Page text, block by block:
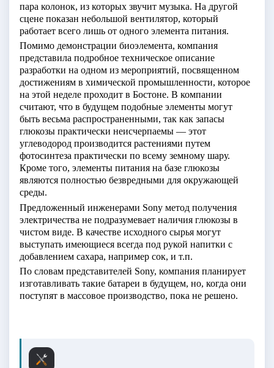
пара колонок, из которых звучит музыка. На другой
сцене показан небольшой вентилятор, который
работает всего лишь от одного элемента питания.
Помимо демонстрации биоэлемента, компания
представила подробное техническое описание
разработки на одном из мероприятий, посвященном
достижениям в химической промышленности, которое
на этой неделе проходит в Бостоне. В компании
считают, что в будущем подобные элементы могут
быть весьма распространенными, так как запасы
глюкозы практически неисчерпаемы — этот
углеводород производится растениями путем
фотосинтеза практически по всему земному шару.
Кроме того, элементы питания на базе глюкозы
являются полностью безвредными для окружающей
среды.
Предложенный инженерами Sony метод получения
электричества не подразумевает наличия глюкозы в
чистом виде. В качестве исходного сырья могут
выступать имеющиеся всегда под рукой напитки с
добавлением сахара, например сок, и т.п.
По словам представителей Sony, компания планирует
изготавливать такие батареи в будущем, но, когда они
поступят в массовое производство, пока не решено.